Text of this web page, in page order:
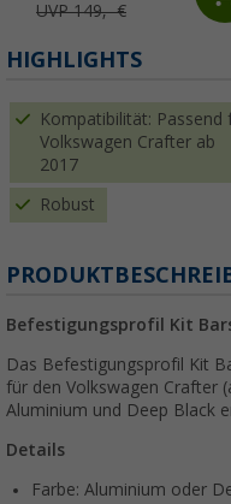
UVP 149,- €
HIGHLIGHTS
Kompatibilität: Passend
Volkswagen Crafter ab
2017
Robust
Befestigungsprofil Kit
Das Befestigungsprofil Kit
für den Volkswagen Crafter
Aluminium und Deep Black
Details
Farbe: Aluminium oder